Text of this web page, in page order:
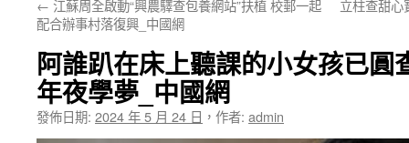
← 江蘇周全啟動“興農驛查包養網站”扶植 校郵一起
配合辦事村落復興_中國網
立柱查甜心
阿誰趴在床上聽課的小女孩已圓
年夜學夢_中國網
發佈日期: 2024 年 5 月 24 日 ， 作者: admin